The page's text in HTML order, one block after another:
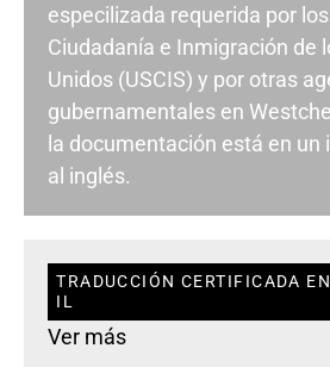
especilizada requerida por
Ciudadanía e Inmigración de
Unidos (USCIS) y por otras
gubernamentales en
la documentación está en
al inglés.
TRADUCCIÓN CERTIFICADA
IL
Ver más